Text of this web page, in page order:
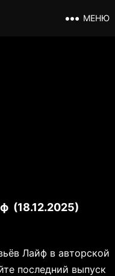
МЕНЮ
(18.12.2025)
Лайф в авторской
последний выпуск